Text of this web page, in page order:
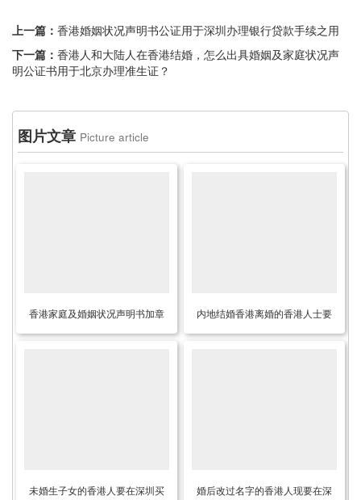
上一篇： 香港婚姻状况声明书公证用于深圳办理银行贷款手续之用
下一篇： 香港人和大陆人在香港结婚，怎么出具婚姻及家庭状况声
明公证书用于北京办理准生证？
图片文章 Picture article
香港家庭及婚姻状况声明书加章
转递公证需要怎么做？
内地结婚香港离婚的香港人士要
在内地贷款买房如何办理离婚公
未婚生子女的香港人要在深圳买 婚后改过名字的香港人现要在深